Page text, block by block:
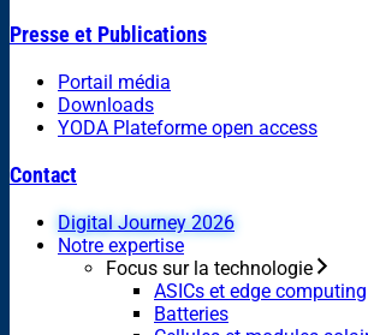
Presse et Publications
Portail média
Downloads
YODA Plateforme open access
Contact
Digital Journey 2026
Notre expertise
Focus sur la technologie
ASICs et edge computing
Batteries